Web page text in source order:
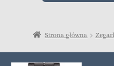
Strona główna